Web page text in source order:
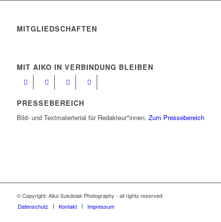
MITGLIEDSCHAFTEN
MIT AIKO IN VERBINDUNG BLEIBEN
PRESSEBEREICH
Bild- und Textmaterterial für Redakteur*innen. Zum Pressebereich
© Copyright: Aiko Sukdolak Photography - all rights reserved
Datenschutz
Kontakt Impressum